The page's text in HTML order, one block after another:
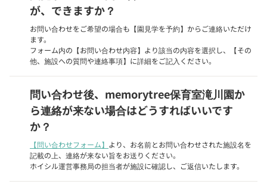
が、できますか？
お問い合わせをご希望の場合も【園見学を予約】からご連絡いただけ
ます。
フォーム内の【お問い合わせ内容】より該当の内容を選択し、【その
他、施設への質問や連絡事項】に詳細をご記入ください。
問い合わせ後、memorytree保育室滝川園か
ら連絡が来ない場合はどうすればいいです
か？
【問い合わせフォーム】 より、お名前とお問い合わせされた施設名を
記載の上、連絡が来ない旨をお送りください。
ホイシル運営事務局の担当者が施設に確認し、ご返信いたします。